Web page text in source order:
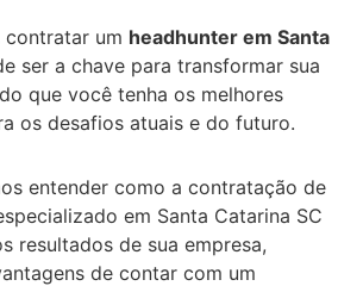
contratar um headhunter em Santa
ser a chave para transformar sua
que você tenha os melhores
os desafios atuais e do futuro.
entender como a contratação de
em Santa Catarina SC
resultados de sua empresa,
de contar com um